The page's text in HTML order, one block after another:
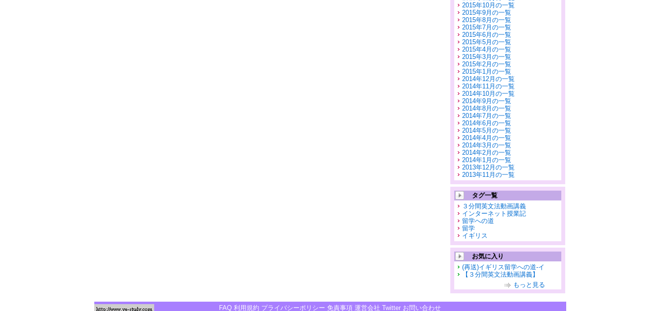
2015年10月の一覧
2015年9月の一覧
2015年8月の一覧
2015年7月の一覧
2015年6月の一覧
2015年5月の一覧
2015年4月の一覧
2015年3月の一覧
2015年2月の一覧
2015年1月の一覧
2014年12月の一覧
2014年11月の一覧
2014年10月の一覧
2014年9月の一覧
2014年8月の一覧
2014年7月の一覧
2014年6月の一覧
2014年5月の一覧
2014年4月の一覧
2014年3月の一覧
2014年2月の一覧
2014年1月の一覧
2013年12月の一覧
2013年11月の一覧
タグ一覧
３分間英文法動画講義
インターネット授業記
留学への道
留学
イギリス
お気に入り
(再送)イギリス留学への道-イ
【３分間英文法動画講義】
もっと見る
FAQ 利用規約 プライバシーポリシー 免責事項 運営会社 Twitter お問い合わせ